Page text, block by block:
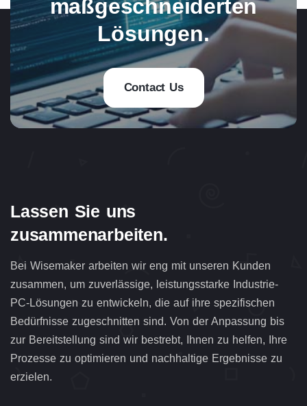
maßgeschneiderten
Lösungen.
Contact Us
Lassen Sie uns
zusammenarbeiten.
Bei Wisemaker arbeiten wir eng mit unseren Kunden
zusammen, um zuverlässige, leistungsstarke Industrie-
PC-Lösungen zu entwickeln, die auf ihre spezifischen
Bedürfnisse zugeschnitten sind. Von der Anpassung bis
zur Bereitstellung sind wir bestrebt, Ihnen zu helfen, Ihre
Prozesse zu optimieren und nachhaltige Ergebnisse zu
erzielen.